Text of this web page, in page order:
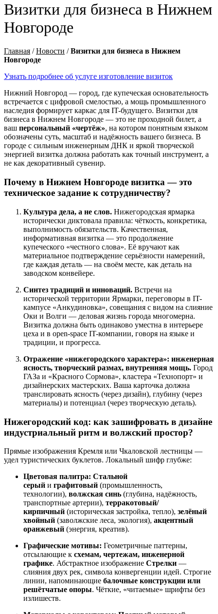
Визитки для бизнеса в Нижнем
Новгороде
Главная /Новости /Визитки для бизнеса в Нижнем
Новгороде
Узнать подробнее об услуге изготовление визиток
Нижний Новгород — город, где купеческая основательность
встречается с цифровой смелостью, а мощь промышленного
наследия формирует каркас для IT-будущего. Визитки для
бизнеса в Нижнем Новгороде — это не проходной билет, а
ваш персональный «чертёж», на котором понятным языком
обозначены суть, масштаб и надёжность вашего бизнеса. В
городе с сильным инженерным ДНК и яркой творческой
энергией визитка должна работать как точный инструмент, а
не как декоративный сувенир.
Почему в Нижнем Новгороде визитка — это
техническое задание к сотрудничеству?
Культура дела, а не слов. Нижегородская ярмарка
исторически диктовала правила: чёткость, конкретика,
выполнимость обязательств. Качественная,
информативная визитка — это продолжение
купеческого «честного слова». Её вручают как
материальное подтверждение серьёзности намерений,
где каждая деталь — на своём месте, как деталь на
заводском конвейере.
Синтез традиций и инноваций. Встречи на
исторической территории Ярмарки, переговоры в IT-
кампусе «Анкудиновка», совещания с видом на слияние
Оки и Волги — деловая жизнь города многомерна.
Визитка должна быть одинаково уместна в интерьере
цеха и в open-space IT-компании, говоря на языке и
традиции, и прогресса.
Отражение «нижегородского характера»: инженерная
ясность, творческий размах, внутренняя мощь. Город
ГАЗа и «Красного Сормова», кластера «Технопорт» и
дизайнерских мастерских. Ваша карточка должна
транслировать ясность (через дизайн), глубину (через
материалы) и потенциал (через творческую деталь).
Нижегородский код: как зашифровать в дизайне
индустриальный ритм и волжский простор?
Прямые изображения Кремля или Чкаловской лестницы —
удел туристических буклетов. Локальный шифр глубже:
Цветовая палитра: Стальной
серый и графитовый (промышленность,
технологии), волжская синь (глубина, надёжность,
транспортные артерии), терракотовый/
кирпичный (историческая застройка, тепло), зелёный
хвойный (заволжские леса, экология), акцентный
оранжевый (энергия, креатив).
Графические мотивы: Геометричные паттерны,
отсылающие к схемам, чертежам, инженерной
графике. Абстрактное изображение Стрелки —
слияния двух рек, символа конвергенции идей. Строгие
линии, напоминающие балочные конструкции или
решётчатые опоры. Чёткие, «читаемые» шрифты без
излишеств.